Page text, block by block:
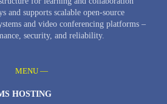
and supports scalable open-source
and video conferencing platforms –
security, and reliability.
MENU —
HOSTING